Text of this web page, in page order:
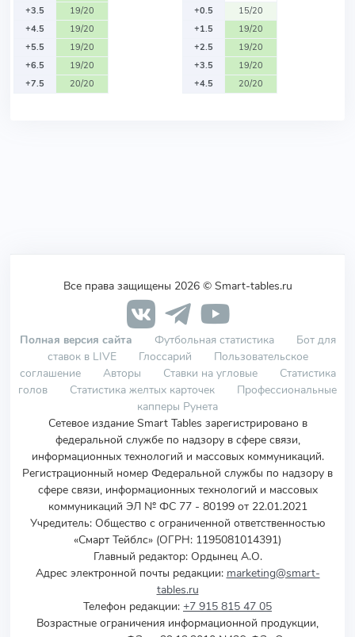
+3.5
19/20
+4.5
19/20
+5.5
19/20
+6.5
19/20
+7.5
20/20
+0.5
15/20
+1.5
19/20
+2.5
19/20
+3.5
19/20
+4.5
20/20
Все права защищены 2026 © Smart-tables.ru
Полная версия сайта Футбольная статистика
Бот для
ставок в LIVE
Глоссарий
Пользовательское
соглашение
Авторы Ставки на угловые
Статистика
голов
Статистика желтых карточек
Профессиональные
капперы Рунета
Сетевое издание Smart Tables зарегистрировано в
федеральной службе по надзору в сфере связи,
информационных технологий и массовых коммуникаций.
Регистрационный номер Федеральной службы по надзору в
сфере связи, информационных технологий и массовых
коммуникаций ЭЛ № ФС 77 - 80199 от 22.01.2021
Учредитель: Общество с ограниченной ответственностью
«Смарт Тейблс» (ОГРН: 1195081014391)
Главный редактор: Ордынец А.О.
Адрес электронной почты редакции: marketing@smart-
tables.ru
Телефон редакции: +7 915 815 47 05
Возрастные ограничения информационной продукции,